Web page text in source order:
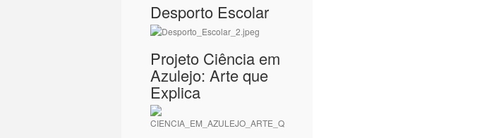
Desporto Escolar
Projeto Ciência em
Azulejo: Arte que
Explica